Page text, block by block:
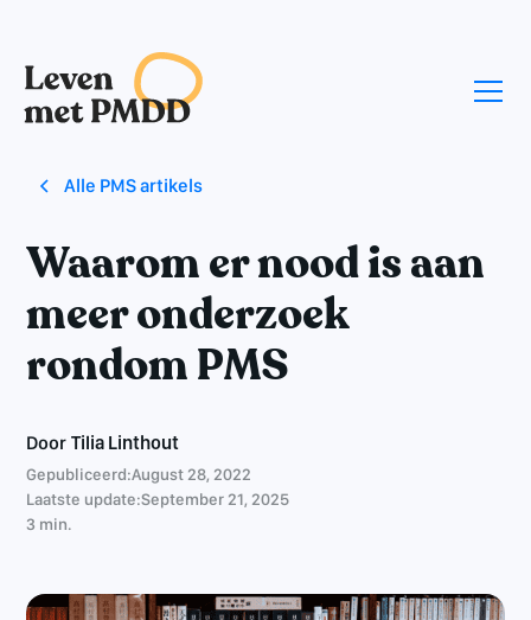
Alle PMS artikels
Waarom er nood is aan
meer onderzoek
rondom PMS
Door Tilia Linthout
Gepubliceerd:August 28, 2022
Laatste update:September 21, 2025
3 min.